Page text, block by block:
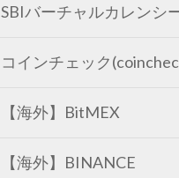
SBIバーチャルカレンシ
コインチェック
【海外】BitMEX
【海外】BINANCE